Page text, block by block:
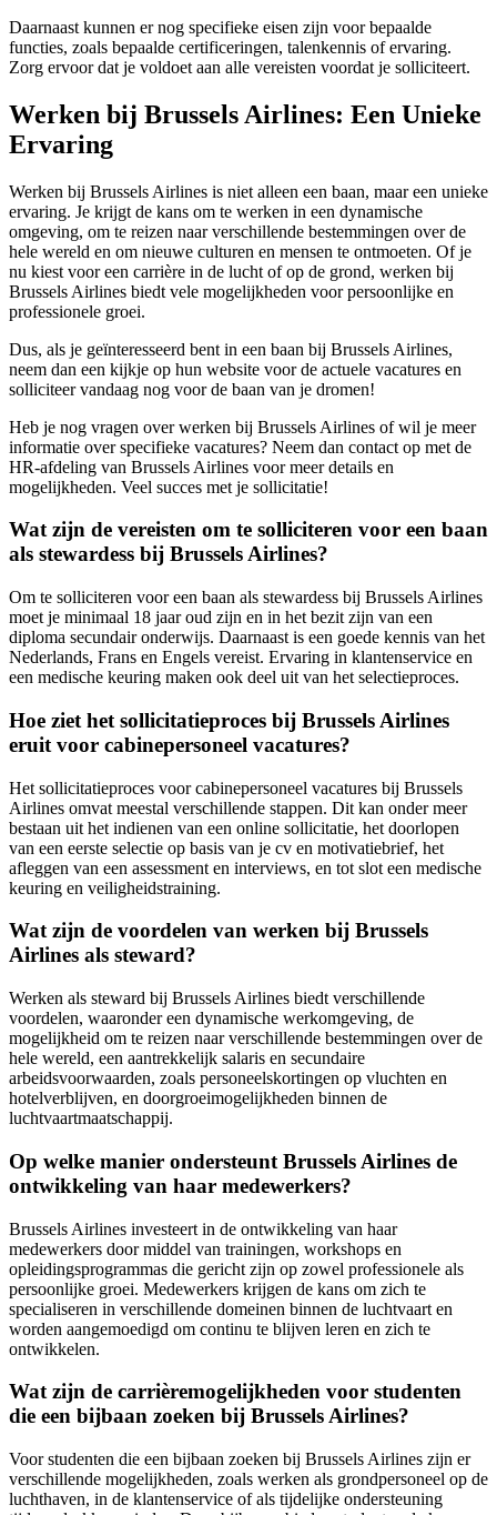
Daarnaast kunnen er nog specifieke eisen zijn voor bepaalde
functies, zoals bepaalde certificeringen, talenkennis of ervaring.
Zorg ervoor dat je voldoet aan alle vereisten voordat je solliciteert.
Werken bij Brussels Airlines: Een Unieke
Ervaring
Werken bij Brussels Airlines is niet alleen een baan, maar een unieke
ervaring. Je krijgt de kans om te werken in een dynamische
omgeving, om te reizen naar verschillende bestemmingen over de
hele wereld en om nieuwe culturen en mensen te ontmoeten. Of je
nu kiest voor een carrière in de lucht of op de grond, werken bij
Brussels Airlines biedt vele mogelijkheden voor persoonlijke en
professionele groei.
Dus, als je geïnteresseerd bent in een baan bij Brussels Airlines,
neem dan een kijkje op hun website voor de actuele vacatures en
solliciteer vandaag nog voor de baan van je dromen!
Heb je nog vragen over werken bij Brussels Airlines of wil je meer
informatie over specifieke vacatures? Neem dan contact op met de
HR-afdeling van Brussels Airlines voor meer details en
mogelijkheden. Veel succes met je sollicitatie!
Wat zijn de vereisten om te solliciteren voor een baan
als stewardess bij Brussels Airlines?
Om te solliciteren voor een baan als stewardess bij Brussels Airlines
moet je minimaal 18 jaar oud zijn en in het bezit zijn van een
diploma secundair onderwijs. Daarnaast is een goede kennis van het
Nederlands, Frans en Engels vereist. Ervaring in klantenservice en
een medische keuring maken ook deel uit van het selectieproces.
Hoe ziet het sollicitatieproces bij Brussels Airlines
eruit voor cabinepersoneel vacatures?
Het sollicitatieproces voor cabinepersoneel vacatures bij Brussels
Airlines omvat meestal verschillende stappen. Dit kan onder meer
bestaan uit het indienen van een online sollicitatie, het doorlopen
van een eerste selectie op basis van je cv en motivatiebrief, het
afleggen van een assessment en interviews, en tot slot een medische
keuring en veiligheidstraining.
Wat zijn de voordelen van werken bij Brussels
Airlines als steward?
Werken als steward bij Brussels Airlines biedt verschillende
voordelen, waaronder een dynamische werkomgeving, de
mogelijkheid om te reizen naar verschillende bestemmingen over de
hele wereld, een aantrekkelijk salaris en secundaire
arbeidsvoorwaarden, zoals personeelskortingen op vluchten en
hotelverblijven, en doorgroeimogelijkheden binnen de
luchtvaartmaatschappij.
Op welke manier ondersteunt Brussels Airlines de
ontwikkeling van haar medewerkers?
Brussels Airlines investeert in de ontwikkeling van haar
medewerkers door middel van trainingen, workshops en
opleidingsprogrammas die gericht zijn op zowel professionele als
persoonlijke groei. Medewerkers krijgen de kans om zich te
specialiseren in verschillende domeinen binnen de luchtvaart en
worden aangemoedigd om continu te blijven leren en zich te
ontwikkelen.
Wat zijn de carrièremogelijkheden voor studenten
die een bijbaan zoeken bij Brussels Airlines?
Voor studenten die een bijbaan zoeken bij Brussels Airlines zijn er
verschillende mogelijkheden, zoals werken als grondpersoneel op de
luchthaven, in de klantenservice of als tijdelijke ondersteuning